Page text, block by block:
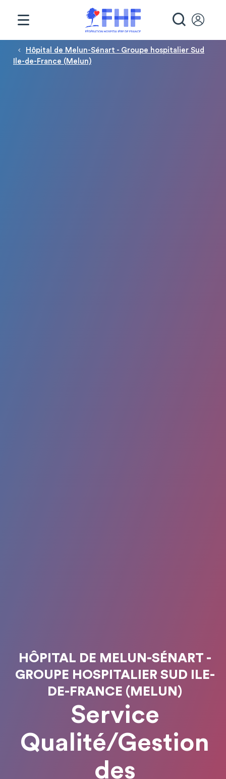
Fil d'Ariane
Hôpital de Melun-Sénart - Groupe hospitalier Sud
Ile-de-France (Melun)
HÔPITAL DE MELUN-SÉNART -
GROUPE HOSPITALIER SUD ILE-
DE-FRANCE (MELUN)
Service
Qualité/Gestion
des
Panneau de gestion des cookies